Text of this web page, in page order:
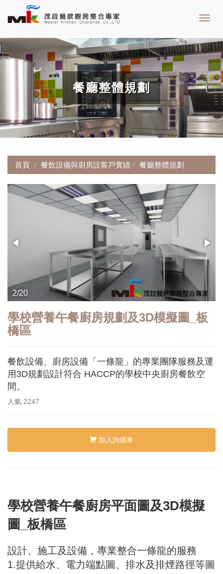
餐廳整體規劃
首頁 餐飲設備與廚房設客戶實績 餐廳整體規劃
2/20
學校營養午餐廚房規劃及3D模擬圖_板
橋區
餐飲設備、廚房設備「一條龍」的專業團隊服務及運
用3D規劃設計符合 HACCP的學校中央廚房餐飲空
間。
人氣 2247
加入詢價車
學校營養午餐廚房平面圖及3D模擬
圖_板橋區
設計、施工及設備，專業整合一條龍的服務
1.提供給水、電力端點圖、排水及排煙路徑等圖